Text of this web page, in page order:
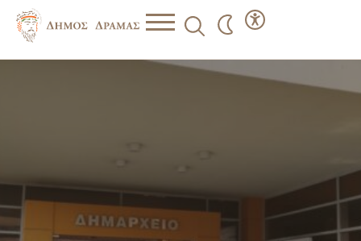
Πρόσκληση 14ης/06-04-2026 συνεδρίασης Δημοτικής